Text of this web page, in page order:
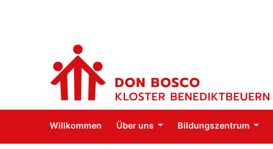
Willkommen Über uns Bildungszentrum